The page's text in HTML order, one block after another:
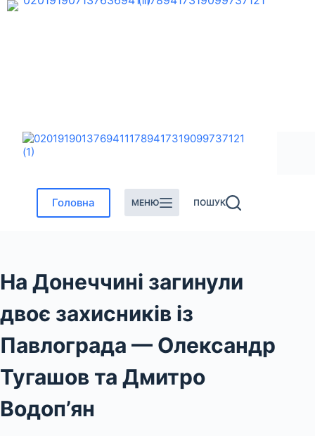
Перейти
Головна МЕНЮ ПОШУК
На Донеччині загинули
двоє захисників із
Павлограда — Олександр
Тугашов та Дмитро
Водоп’ян